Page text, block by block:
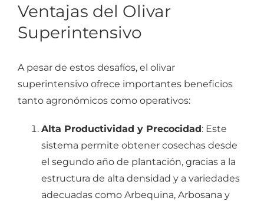
Ventajas del Olivar
Superintensivo
A pesar de estos desafíos, el olivar
superintensivo ofrece importantes beneficios
tanto agronómicos como operativos:
Alta Productividad y Precocidad: Este
sistema permite obtener cosechas desde
el segundo año de plantación, gracias a la
estructura de alta densidad y a variedades
adecuadas como Arbequina, Arbosana y